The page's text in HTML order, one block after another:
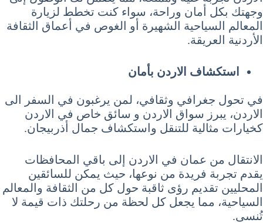
وجهتك بكل أمان وراحة، سواء كنت تخطط لزيارة
المعالم السياحية الشهيرة أو الغوص في أعماق الثقافة
الأردنية العريقة.
استكشاف الاردن بأمان
في تحول جغرافي وثقافي، لمن يرغبون في السفر الى
الاردن، يبرز سواق الاردن و سائق خاص في الاردن
كخيارات مثالية للتنقل واستكشاف جمال أذربيجان.
الانتقال من عمان في الاردن إلى باقي المحافظات
يقدم تجربة فريدة من نوعها، حيث يمكن للسائقين
المحليين تقديم رؤى ثاقبة حول كل من الثقافة والمعالم
السياحية، مما يجعل كل لحظة من رحلتك ذات قيمة لا
تُنسى.